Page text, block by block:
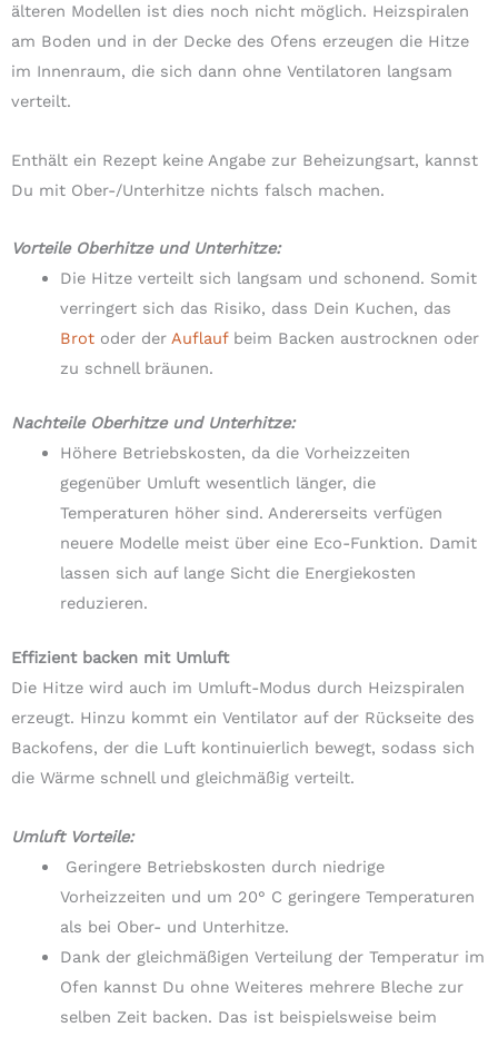
älteren Modellen ist dies noch nicht möglich. Heizspiralen
am Boden und in der Decke des Ofens erzeugen die Hitze
im Innenraum, die sich dann ohne Ventilatoren langsam
verteilt.
Enthält ein Rezept keine Angabe zur Beheizungsart, kannst
Du mit Ober-/Unterhitze nichts falsch machen.
Vorteile Oberhitze und Unterhitze:
Die Hitze verteilt sich langsam und schonend. Somit
verringert sich das Risiko, dass Dein Kuchen, das
Brotoder der Auflaufbeim Backen austrocknen oder
zu schnell bräunen.
Nachteile Oberhitze und Unterhitze:
Höhere Betriebskosten, da die Vorheizzeiten
gegenüber Umluft wesentlich länger, die
Temperaturen höher sind. Andererseits verfügen
neuere Modelle meist über eine Eco-Funktion. Damit
lassen sich auf lange Sicht die Energiekosten
reduzieren.
Effizient backen mit Umluft
Die Hitze wird auch im Umluft-Modus durch Heizspiralen
erzeugt. Hinzu kommt ein Ventilator auf der Rückseite des
Backofens, der die Luft kontinuierlich bewegt, sodass sich
die Wärme schnell und gleichmäßig verteilt.
Umluft Vorteile:
Geringere Betriebskosten durch niedrige
Vorheizzeiten und um 20° C geringere Temperaturen
als bei Ober- und Unterhitze.
Dank der gleichmäßigen Verteilung der Temperatur im
Ofen kannst Du ohne Weiteres mehrere Bleche zur
selben Zeit backen. Das ist beispielsweise beim